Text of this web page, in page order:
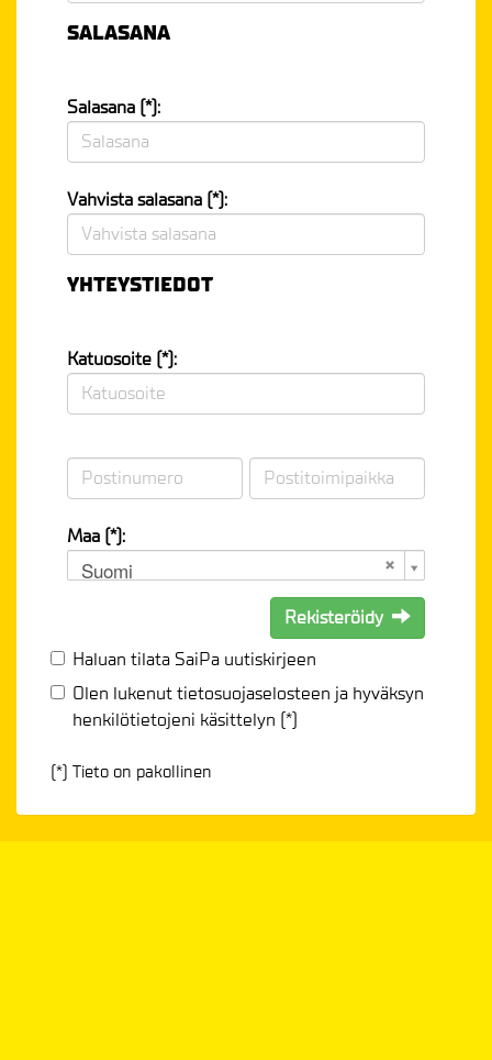
SALASANA
Salasana (*):
Vahvista salasana (*):
YHTEYSTIEDOT
Katuosoite (*):
Maa (*):
Suomi
Rekisteröidy
Haluan tilata SaiPa uutiskirjeen
Olen lukenuttietosuojaselosteen ja hyväksyn
henkilötietojeni käsittelyn (*)
(*) Tieto on pakollinen